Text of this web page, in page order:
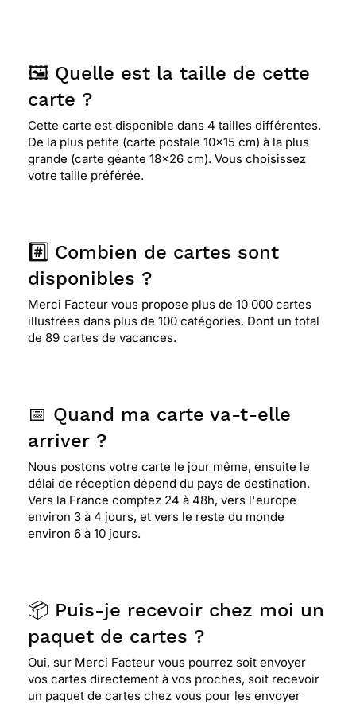
🖼️ Quelle est la taille de cette
carte ?
Cette carte est disponible dans 4 tailles différentes.
De la plus petite (carte postale 10x15 cm) à la plus
grande (carte géante 18x26 cm). Vous choisissez
votre taille préférée.
#️⃣ Combien de cartes sont
disponibles ?
Merci Facteur vous propose plus de 10 000 cartes
illustrées dans plus de 100 catégories. Dont un total
de 89 cartes de vacances.
📅 Quand ma carte va-t-elle
arriver ?
Nous postons votre carte le jour même, ensuite le
délai de réception dépend du pays de destination.
Vers la France comptez 24 à 48h, vers l'europe
environ 3 à 4 jours, et vers le reste du monde
environ 6 à 10 jours.
📦 Puis-je recevoir chez moi un
paquet de cartes ?
Oui, sur Merci Facteur vous pourrez soit envoyer
vos cartes directement à vos proches, soit recevoir
un paquet de cartes chez vous pour les envoyer